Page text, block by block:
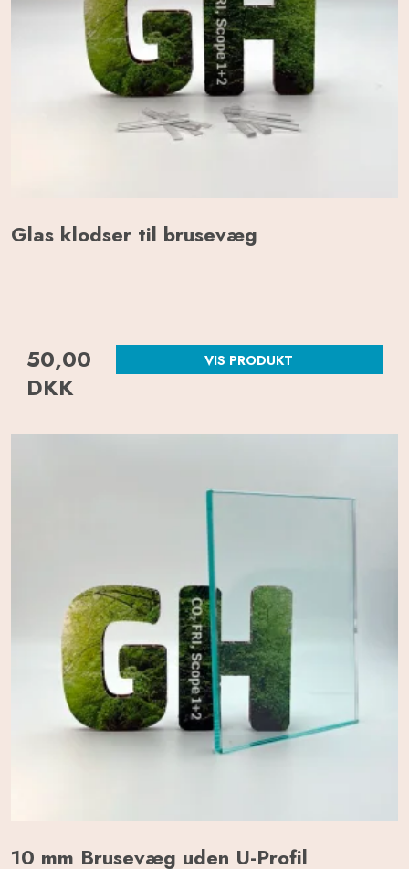
Glas klodser til brusevæg
50,00
DKK
VIS PRODUKT
10 mm Brusevæg uden U-Profil